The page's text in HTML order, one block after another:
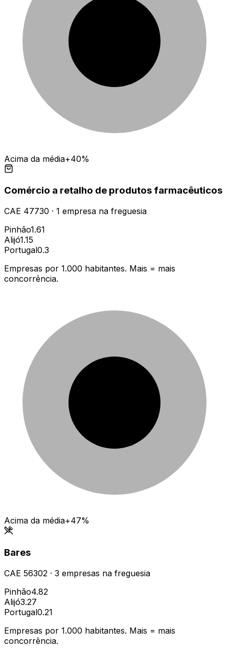
Acima da média+40%
Comércio a retalho de produtos farmacêuticos
CAE 47730 · 1 empresa na freguesia
Pinhão1.61
Alijó1.15
Portugal0.3
Empresas por 1.000 habitantes. Mais = mais
concorrência.
Acima da média+47%
Bares
CAE 56302 · 3 empresas na freguesia
Pinhão4.82
Alijó3.27
Portugal0.21
Empresas por 1.000 habitantes. Mais = mais
concorrência.